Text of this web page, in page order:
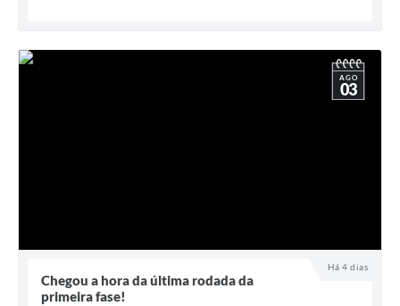
Há 4 dias
AGO
03
Chegou a hora da última rodada da
primeira fase!